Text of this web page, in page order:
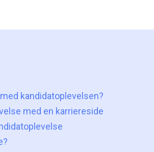
kandidatoplevelsen?
med en karriereside